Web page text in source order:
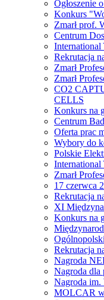
Ogłoszenie
Konkurs
Zmarł prof.
Centrum
International
Rekrutacja
Zmarł
Zmarł
CO2
CELLS
Konkurs na
Centrum
Oferta prac
Wybory do
Polskie
International
Zmarł
17 czerwca
Rekrutacja
XI
Konkurs na
Rekrutacja
Nagroda
Nagroda
Nagroda im.
MOLCAR